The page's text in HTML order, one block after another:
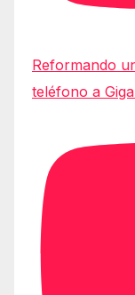
Reformando
teléfono a